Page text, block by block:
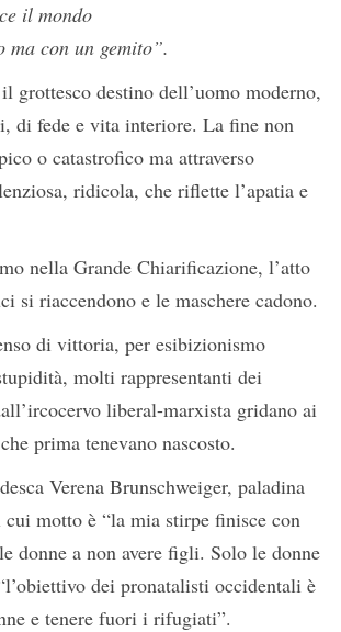
il mondo
ma con un gemito”.
grottesco destino dell’uomo moderno,
di fede e vita interiore. La fine non
o catastrofico ma attraverso
ridicola, che riflette l’apatia e
nella Grande Chiarificazione, l’atto
si riaccendono e le maschere cadono.
di vittoria, per esibizionismo
molti rappresentanti dei
liberal-marxista gridano ai
prima tenevano nascosto.
Verena Brunschweiger, paladina
motto è “la mia stirpe finisce con
donne a non avere figli. Solo le donne
dei pronatalisti occidentali è
e tenere fuori i rifugiati”.